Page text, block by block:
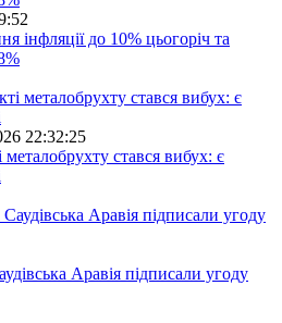
інфляції до 10% цьогоріч та
22:32:25
стався вибух: є
Аравія підписали угоду